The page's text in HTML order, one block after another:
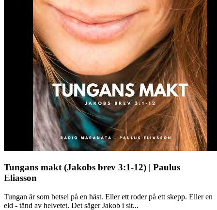
Tungans makt (Jakobs brev 3:1-12) | Paulus
Eliasson
Tungan är som betsel på en häst. Eller ett roder på ett skepp. Eller en
eld - tänd av helvetet. Det säger Jakob i sit...